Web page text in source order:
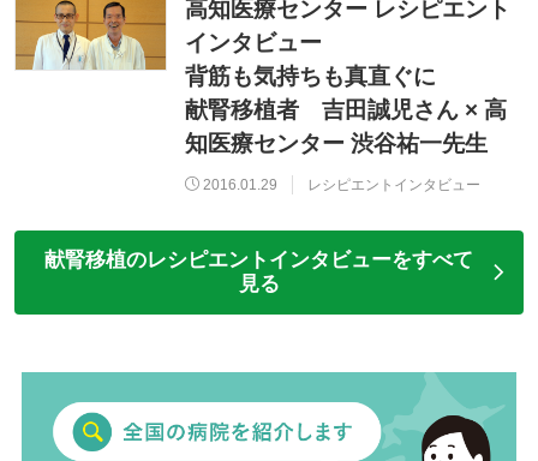
高知医療センター レシピエント
インタビュー
背筋も気持ちも真直ぐに
献腎移植者 吉田誠児さん × 高
知医療センター 渋谷祐一先生
2016.01.29 レシピエントインタビュー
献腎移植のレシピエントインタビューをすべて
見る